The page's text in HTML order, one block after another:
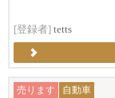
[登録者] tetts
売ります 自動車